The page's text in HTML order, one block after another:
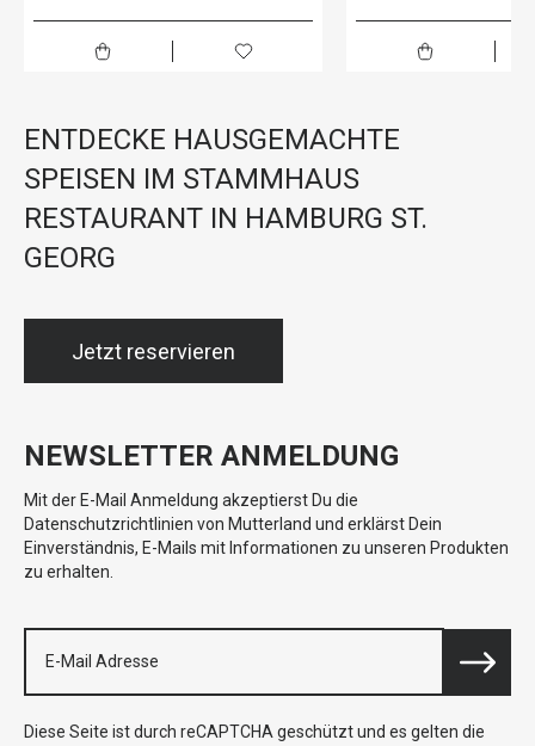
ENTDECKE HAUSGEMACHTE
SPEISEN IM STAMMHAUS
RESTAURANT IN HAMBURG ST.
GEORG
Jetzt reservieren
NEWSLETTER ANMELDUNG
Mit der E-Mail Anmeldung akzeptierst Du die
Datenschutzrichtlinien von Mutterland und erklärst Dein
Einverständnis, E-Mails mit Informationen zu unseren Produkten
zu erhalten.
Diese Seite ist durch reCAPTCHA geschützt und es gelten die